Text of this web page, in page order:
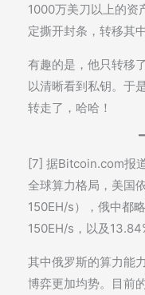
1000万美刀以上的资
定撕开封条，转移其
有趣的是，他只转移
以清晰看到私钥。于
转走了，哈哈！
[7] 据Bitcoin.com报
全球算力格局，美国
150EH/s），俄中都
150EH/s，以及
其中俄罗斯的算力能
博弈更加均势。目前